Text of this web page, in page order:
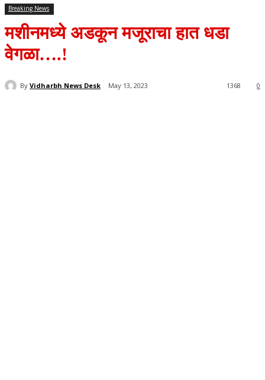
Breaking News
मशीनमध्ये अडकून मजूराचा हात धडा
वेगळा….!
By Vidharbh News Desk May 13, 2023 0
1368